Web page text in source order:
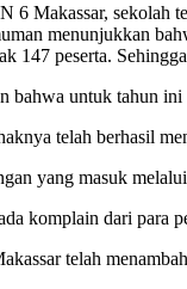
Makassar, sekolah
menunjukkan
147 peserta.
bahwa untuk tahun
telah berhasil
yang masuk
komplain dari para
telah